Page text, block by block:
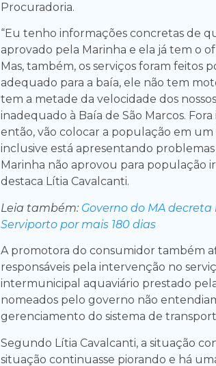
Procuradoria.
“Eu tenho informações concretas de
aprovado pela Marinha e ela já tem o
Mas, também, os serviços foram feitos
adequado para a baía, ele não tem
tem a metade da velocidade dos
inadequado à Baía de São Marcos.
então, vão colocar a população em um
inclusive está apresentando
Marinha não aprovou para população
destaca Lítia Cavalcanti.
Leia também: Governo do MA
Serviporto por mais 180 dias
A promotora do consumidor também
responsáveis pela intervenção no
intermunicipal aquaviário prestado
nomeados pelo governo não
gerenciamento do sistema de
Segundo Lítia Cavalcanti, a situação
situação continuasse piorando e há